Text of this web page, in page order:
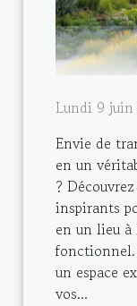
Lundi 9
Envie de
en un
?
inspirants
en un lieu
fonctionnel.
un espace
vos...